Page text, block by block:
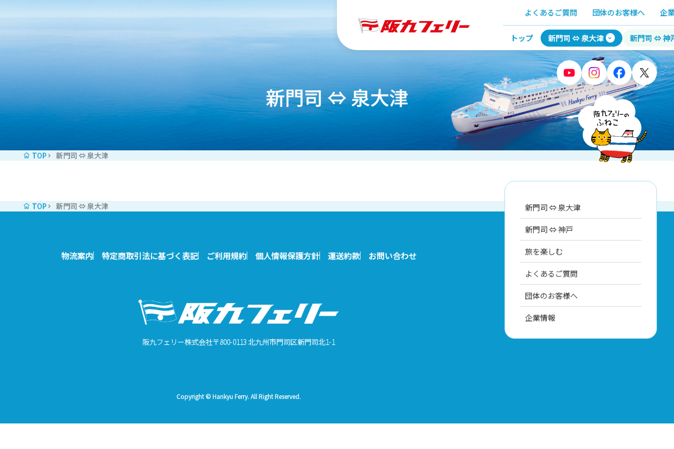
よくあるご質問 団体のお客様へ 企
トップ 新門司 ⇔ 泉大津 新門司 ⇔ 神
新門司 ⇔ 泉大津
TOP 新門司 ⇔ 泉大津
新門司 ⇔ 泉大津
新門司 ⇔ 神戸
旅を楽しむ
よくあるご質問
団体のお客様へ
企業情報
TOP 新門司 ⇔ 泉大津
物流案内 特定商取引法に基づく表記 ご利用規約 個人情報保護方針 運送約款 お問い合わせ
阪九フェリー株式会社〒800-0113 北九州市門司区新門司北1-1
Copyright © Hankyu Ferry. All Right Reserved.